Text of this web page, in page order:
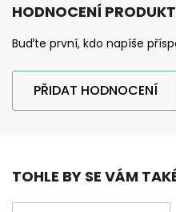
HODNOCENÍ
Buďte první, kdo napíše
PŘIDAT HODNOCENÍ
TOHLE BY SE VÁM